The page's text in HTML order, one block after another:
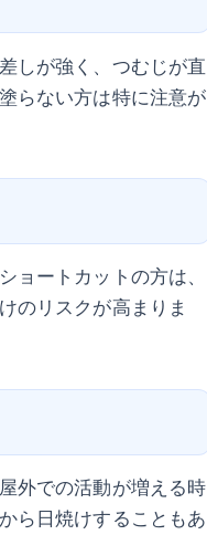
しが強く、つむじが直
らない方は特に注意が
ートカットの方は、
のリスクが高まりま
外での活動が増える時
ら日焼けすることもあ